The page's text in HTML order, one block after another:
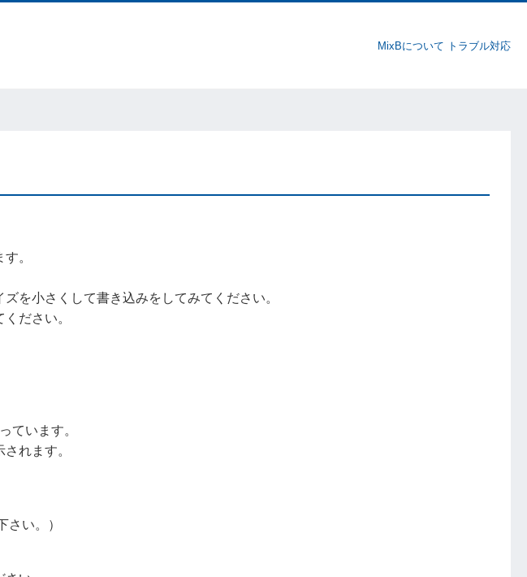
MixBについて トラブル対応
。
を小さくして書き込みをしてみてください。
ださい。
ています。
れます。
い。）